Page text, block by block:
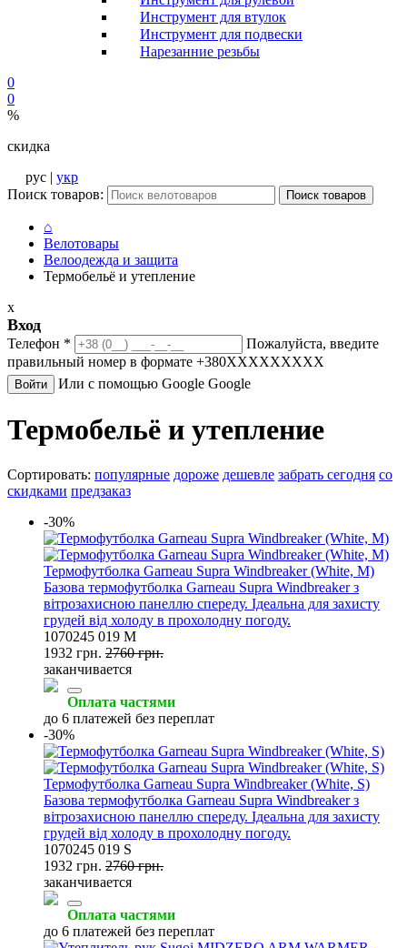
Инструмент для втулок
Инструмент для подвески
Нарезанние резьбы
0
0
%
скидка
рус | укр
Поиск товаров:
Поиск товаров
⌂
Велотовары
Велоодежда и защита
Термобельё и утепление
x
Вход
Телефон *
Пожалуйста, введите
правильный номер в формате +380XXXXXXXXX
Войти Или с помощью Google Google
Термобельё и утепление
Сортировать: популярные дороже дешевле забрать сегодня со
скидками предзаказ
-30%
Термофутболка Garneau Supra Windbreaker (White, M)
Базова термофутболка Garneau Supra Windbreaker з
вітрозахисною панеллю спереду. Ідеальна для захисту
грудей від холоду в прохолодну погоду.
1070245 019 M
1932 грн. 2760 грн.
заканчивается
Оплата частями
до 6 платежей без переплат
-30%
Термофутболка Garneau Supra Windbreaker (White, S)
Базова термофутболка Garneau Supra Windbreaker з
вітрозахисною панеллю спереду. Ідеальна для захисту
грудей від холоду в прохолодну погоду.
1070245 019 S
1932 грн. 2760 грн.
заканчивается
Оплата частями
до 6 платежей без переплат